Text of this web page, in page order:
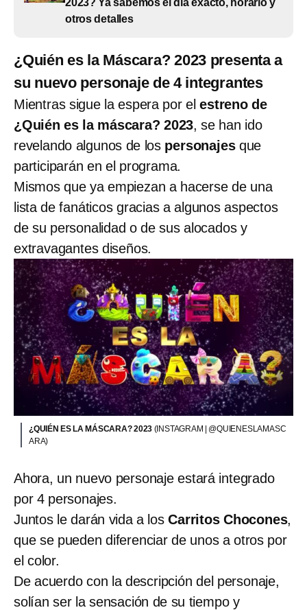
2023? Ya sabemos el día exacto, horario y
otros detalles
¿Quién es la Máscara? 2023 presenta a
su nuevo personaje de 4 integrantes
Mientras sigue la espera por elestreno de
¿Quién es la máscara? 2023, se han ido
revelando algunos de los personajesque
participarán en el programa.
Mismos que ya empiezan a hacerse de una
lista de fanáticos gracias a algunos aspectos
de su personalidad o de sus alocados y
extravagantes diseños.
¿QUIÉN ES LA MÁSCARA? 2023 (INSTAGRAM | @QUIENESLAMASC
ARA)
Ahora, un nuevo personaje estará integrado
por 4 personajes.
Juntos le darán vida a losCarritos Chocones,
que se pueden diferenciar de unos a otros por
el color.
De acuerdo con la descripción del personaje,
solían ser la sensación de su tiempo y